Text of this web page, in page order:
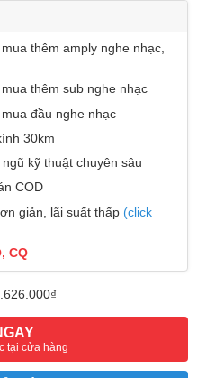
thêm amply nghe nhạc,
mua thêm sub nghe nhạc
mua đầu nghe nhạc
30km
kỹ thuật chuyên sâu
COD
giản, lãi suất thấp (click
CQ
tại cửa hàng